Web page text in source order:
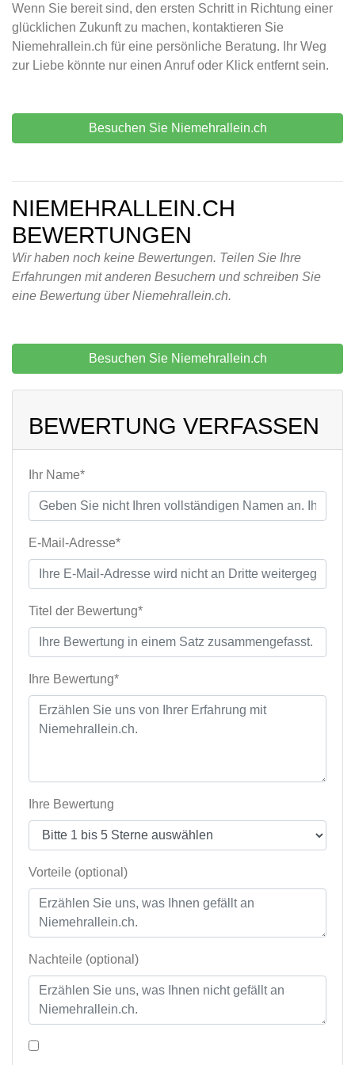
Wenn Sie bereit sind, den ersten Schritt in Richtung einer
glücklichen Zukunft zu machen, kontaktieren Sie
Niemehrallein.ch für eine persönliche Beratung. Ihr Weg
zur Liebe könnte nur einen Anruf oder Klick entfernt sein.
Besuchen Sie Niemehrallein.ch
NIEMEHRALLEIN.CH
BEWERTUNGEN
Wir haben noch keine Bewertungen. Teilen Sie Ihre
Erfahrungen mit anderen Besuchern und schreiben Sie
eine Bewertung über Niemehrallein.ch.
Besuchen Sie Niemehrallein.ch
BEWERTUNG VERFASSEN
Ihr Name*
E-Mail-Adresse*
Titel der Bewertung*
Ihre Bewertung*
Ihre Bewertung
Vorteile (optional)
Nachteile (optional)